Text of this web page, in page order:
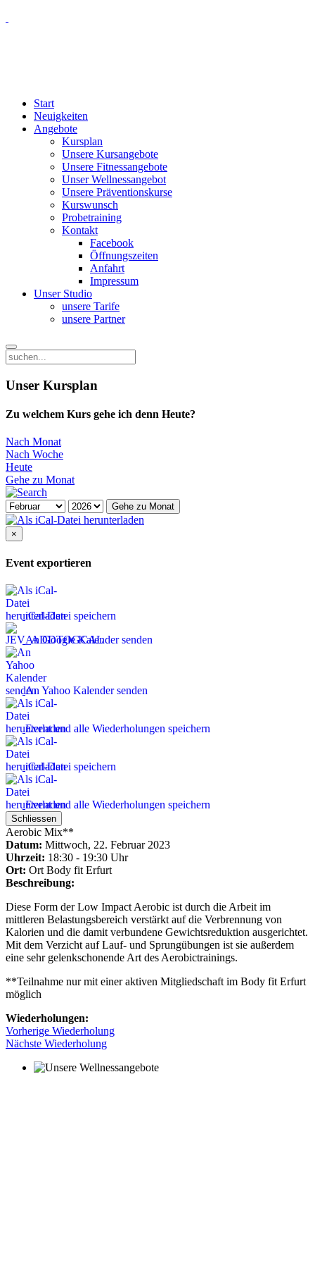
Start
Neuigkeiten
Angebote
Kursplan
Unsere Kursangebote
Unsere Fitnessangebote
Unser Wellnessangebot
Unsere Präventionskurse
Kurswunsch
Probetraining
Kontakt
Facebook
Öffnungszeiten
Anfahrt
Impressum
Unser Studio
unsere Tarife
unsere Partner
Unser Kursplan
Zu welchem Kurs gehe ich denn Heute?
Nach Monat
Nach Woche
Heute
Gehe zu Monat
Gehe zu Monat
×
Event exportieren
iCal-Datei speichern
An Google Kalender senden
An Yahoo Kalender senden
Event und alle Wiederholungen speichern
iCal-Datei speichern
Event und alle Wiederholungen speichern
Schliessen
Aerobic Mix**
Datum: Mittwoch, 22. Februar 2023
Uhrzeit: 18:30 - 19:30 Uhr
Ort: Ort Body fit Erfurt
Beschreibung:
Diese Form der Low Impact Aerobic ist durch die Arbeit im
mittleren Belastungsbereich verstärkt auf die Verbrennung von
Kalorien und die damit verbundene Gewichtsreduktion ausgerichtet.
Mit dem Verzicht auf Lauf- und Sprungübungen ist sie außerdem
eine sehr gelenkschonende Art des Aerobictrainings.
**Teilnahme nur mit einer aktiven Mitgliedschaft im Body fit Erfurt
möglich
Wiederholungen:
Vorherige Wiederholung
Nächste Wiederholung